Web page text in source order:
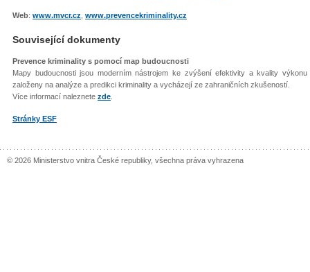
Web: www.mvcr.cz, www.prevencekriminality.cz
Související dokumenty
Prevence kriminality s pomocí map budoucnosti
Mapy budoucnosti jsou moderním nástrojem ke zvýšení efek­tivity a kvality
založeny na analýze a predikci kriminality a vy­cházejí ze zahraničních zkušeností.
Více informací naleznete zde
Stránky ESF
© 2026 Ministerstvo vnitra České republiky, všechna práva vyhrazena